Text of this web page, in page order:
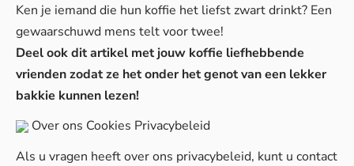
Ken je iemand die hun koffie het liefst zwart drinkt? Een
gewaarschuwd mens telt voor twee!
Deel ook dit artikel met jouw koffie liefhebbende
vrienden zodat ze het onder het genot van een lekker
bakkie kunnen lezen!
Over ons Cookies Privacybeleid
Als u vragen heeft over ons privacybeleid, kunt u contact